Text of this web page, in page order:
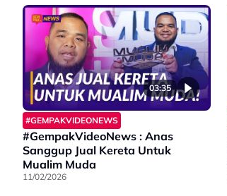
03:35
#GEMPAKVIDEONEWS
#GempakVideoNews : Anas
Sanggup Jual Kereta Untuk
Mualim Muda
11/02/2026